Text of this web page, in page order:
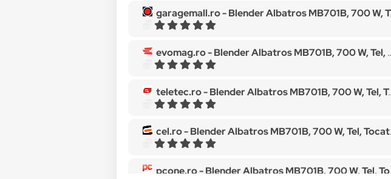
garagemall.ro -Blender Albatros MB701B, 700 W, Tel, Tocator, Functie turbo, Negru
evomag.ro -Blender Albatros MB701B, 700 W, Tel, Tocator, Functie turbo, Negru
teletec.ro -Blender Albatros MB701B, 700 W, Tel, Tocator, Functie turbo, Negru
cel.ro -Blender Albatros MB701B, 700 W, Tel, Tocator, Functie turbo, Negru
pcone.ro -Blender Albatros MB701B, 700 W, Tel, Tocator, Functie turbo, Negru